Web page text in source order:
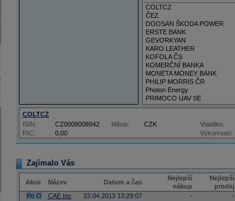
COLTCZ
ČEZ
DOOSAN ŠKODA POWER
ERSTE BANK
GEVORKYAN
KARO LEATHER
KOFOLA ČS
KOMERČNÍ BANKA
MONETA MONEY BANK
PHILIP MORRIS ČR
Photon Energy
PRIMOCO UAV SE
VIG
COLTCZ
RIC: 0,00
ISIN: CZ0009008942 Měna: CZK Volatilita:
Výkonnost:
Zajímalo Vás
Akce Název Datum a čas
Nejlepší
nákup
Nejlepší
prodej
Po O CAE Inc 22.04.2013 13:29:07 - -